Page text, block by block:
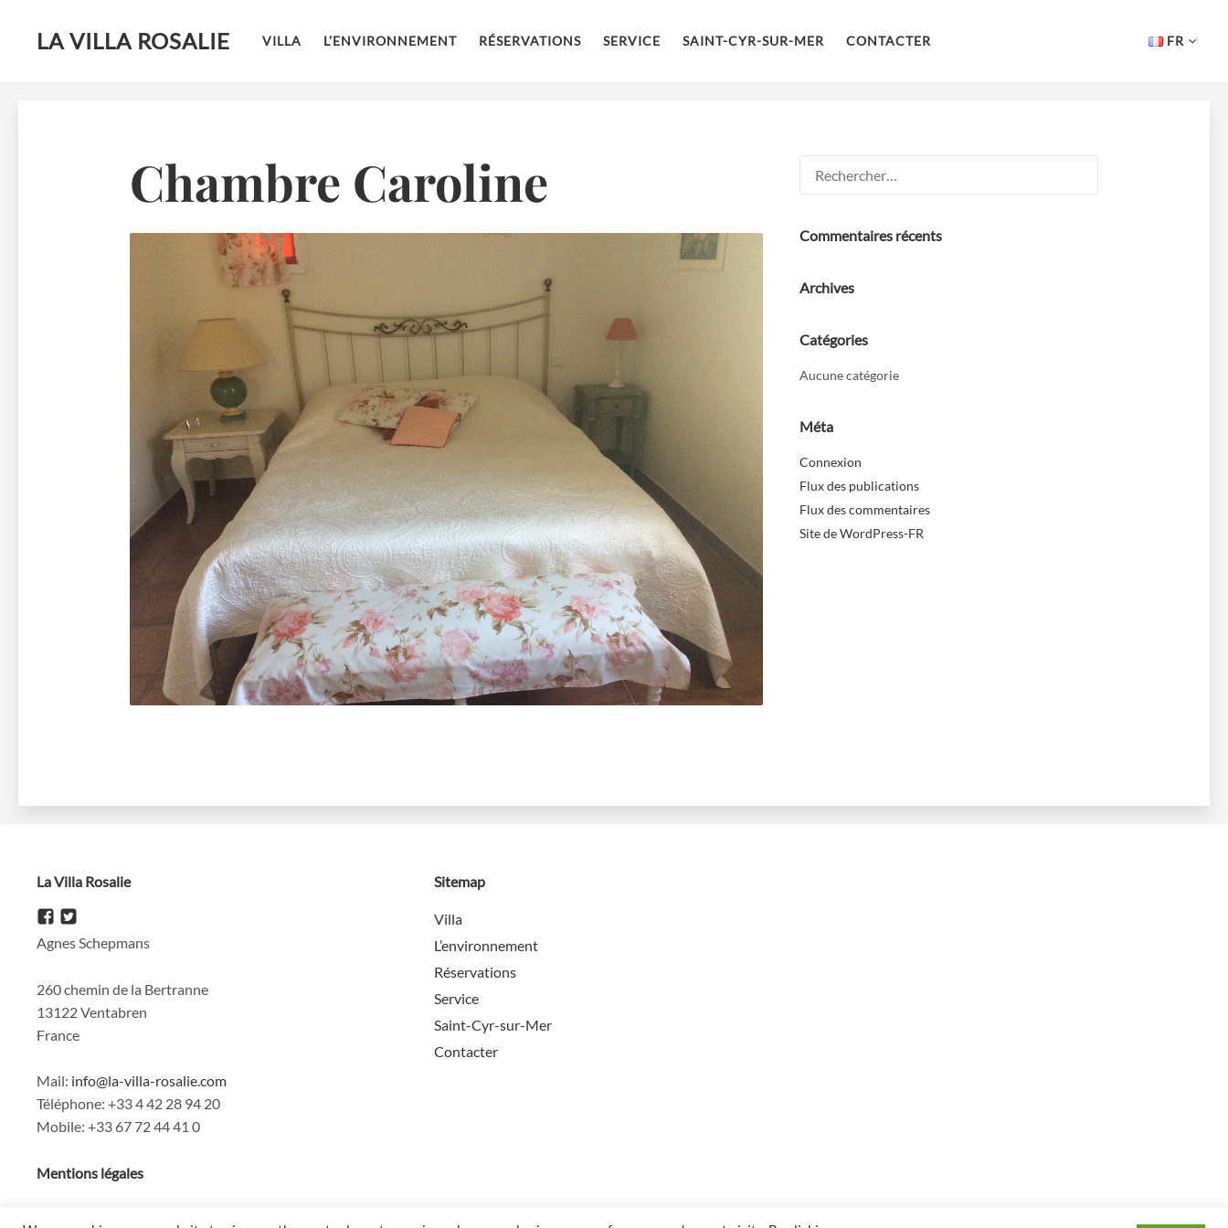
LA VILLA ROSALIE FR
VILLA L’ENVIRONNEMENT RÉSERVATIONS SERVICE SAINT-CYR-SUR-MER CONTACTER
Chambre Caroline
Commentaires récents
Archives
Catégories
Aucune catégorie
Méta
Connexion
Flux des publications
Flux des commentaires
Site de WordPress-FR
La Villa Rosalie
Agnes Schepmans
260 chemin de la Bertranne
13122 Ventabren
France
Mail: info@la-villa-rosalie.com
Téléphone: +33 4 42 28 94 20
Mobile: +33 67 72 44 41 0
Mentions légales
Sitemap
Villa
L’environnement
Réservations
Service
Saint-Cyr-sur-Mer
Contacter